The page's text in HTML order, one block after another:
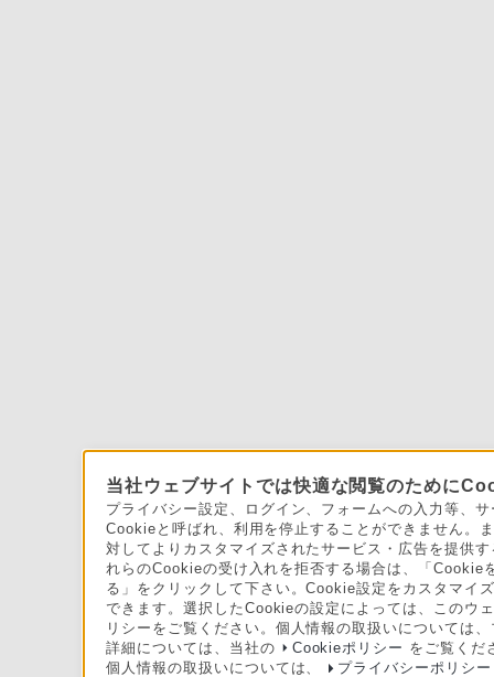
当社ウェブサイトでは快適な閲覧のために
プライバシー設定、ログイン、フォームへの入力等、
Cookieと呼ばれ、利用を停止することができません。
対してよりカスタマイズされたサービス・広告を提供
れらのCookieの受け入れを拒否する場合は、「Cookie
る」をクリックして下さい。Cookie設定をカスタマイ
できます。選択したCookieの設定によっては、このウ
リシーをご覧ください。個人情報の取扱いについては
詳細については、当社の
Cookieポリシー をご覧くだ
個人情報の取扱いについては、
プライバシーポリシー